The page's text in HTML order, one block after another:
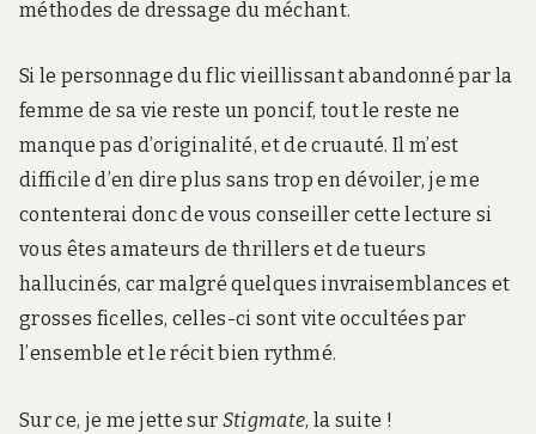
méthodes de dressage du méchant.
Si le personnage du flic vieillissant abandonné par la
femme de sa vie reste un poncif, tout le reste ne
manque pas d’originalité, et de cruauté. Il m’est
difficile d’en dire plus sans trop en dévoiler, je me
contenterai donc de vous conseiller cette lecture si
vous êtes amateurs de thrillers et de tueurs
hallucinés, car malgré quelques invraisemblances et
grosses ficelles, celles-ci sont vite occultées par
l’ensemble et le récit bien rythmé.
Sur ce, je me jette sur Stigmate, la suite !